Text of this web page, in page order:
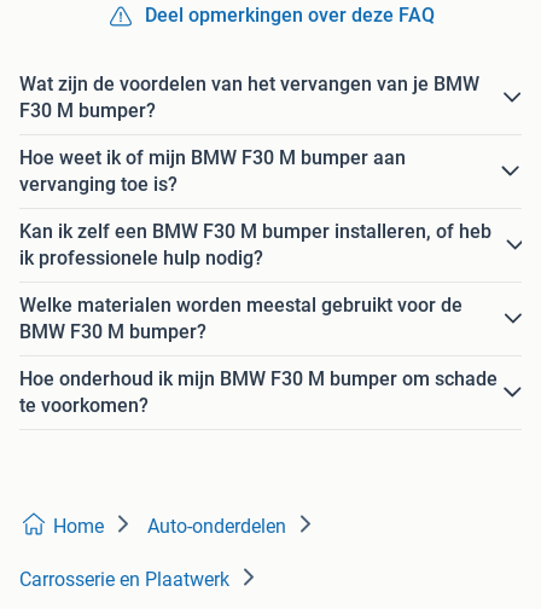
Deel opmerkingen over deze FAQ
Wat zijn de voordelen van het vervangen van je BMW
F30 M bumper?
Hoe weet ik of mijn BMW F30 M bumper aan
vervanging toe is?
Kan ik zelf een BMW F30 M bumper installeren, of heb
ik professionele hulp nodig?
Welke materialen worden meestal gebruikt voor de
BMW F30 M bumper?
Hoe onderhoud ik mijn BMW F30 M bumper om schade
te voorkomen?
Home Auto-onderdelen
Carrosserie en Plaatwerk